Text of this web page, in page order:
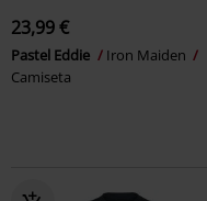
23,99 €
Pastel Eddie
Iron Maiden
Camiseta